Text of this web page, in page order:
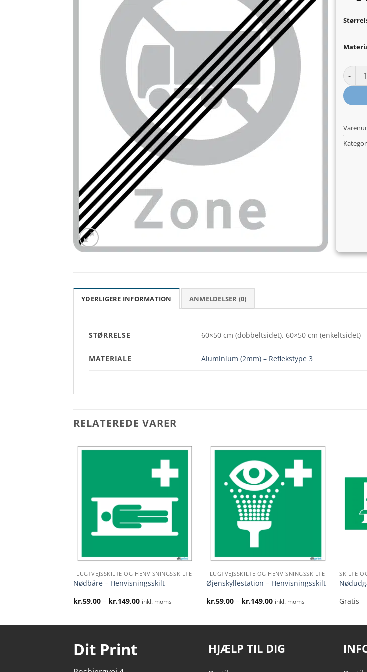
Ophør
YDERLIGERE INFORMATION ANMELDELSER (0)
STØRRELSE 60×50 cm (dobbeltsidet), 60×50 cm (enkeltsidet)
MATERIALE Aluminium (2mm) – Reflekstype 3
RELATEREDE VARER
FLUGTVEJSSKILTE OG HENVISNINGSSKILTE
Nødbåre – Henvisningsskilt
kr.59,00 – kr.149,00Prisinterval:
inkl. moms
FLUGTVEJSSKILTE OG HENVISNINGSSKILTE
Øjenskyllestation – Henvisningsskilt
kr.59,00 – kr.149,00Prisinterval:
inkl. moms
SKILTE
Gratis
Dit Print HJÆLP TIL DIG